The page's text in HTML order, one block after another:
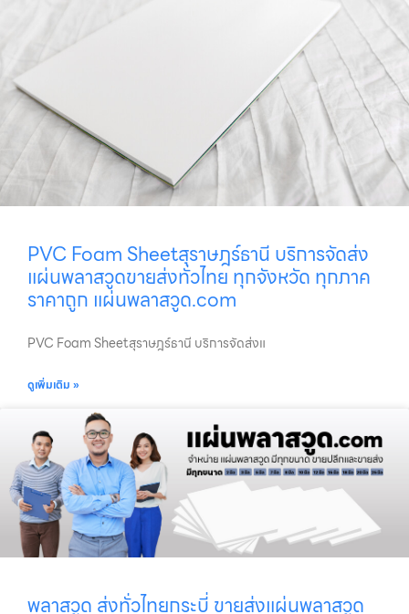
PVC Foam Sheetสุราษฎร์ธานี บริการจัดส่ง
แผ่นพลาสวูดขายส่งทั่วไทย ทุกจังหวัด ทุกภาค
ราคาถูก แผ่นพลาสวูด.com
PVC Foam Sheetสุราษฎร์ธานี บริการจัดส่งแ
ดูเพิ่มเติม »
พลาสวูด ส่งทั่วไทยกระบี่ ขายส่งแผ่นพลาสวูด